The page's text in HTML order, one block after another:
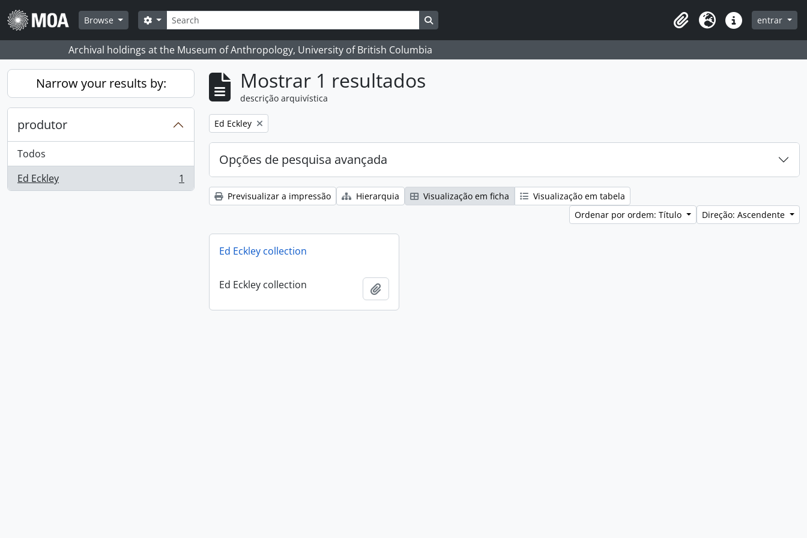
Skip to main content
Browse
Pesquisar
Search options Search in browse page
Clipboard
Idioma Ligações rápidas
entrar
Archival holdings at the Museum of Anthropology, University of British Columbia
Narrow your results by:
produtor
Todos
Ed Eckley
, 1 resultados 1
Mostrar 1 resultados
descrição arquivística
Remove filter:
Ed Eckley
Opções de pesquisa avançada
Previsualizar a impressão Hierarquia Visualização em ficha
Visualização em tabela
Ordenar por ordem: Título
Direção: Ascendente
Ed Eckley collection
Ed Eckley collection